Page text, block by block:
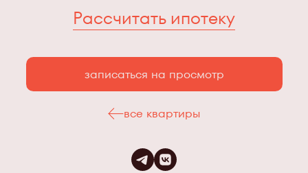
Рассчитать ипотеку
записаться на просмотр
все квартиры